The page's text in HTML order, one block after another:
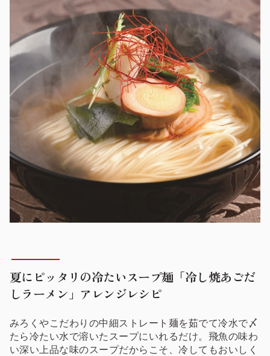
夏にピッタリの冷たいスープ麺「冷し焼あごだ
しラーメン」アレンジレシピ
みろくやこだわりの中細ストレート麺を茹でて冷水で〆
たら冷たい水で溶いたスープにいれるだけ。飛魚の味わ
い深い上品な味のスープだからこそ、冷してもおいしく